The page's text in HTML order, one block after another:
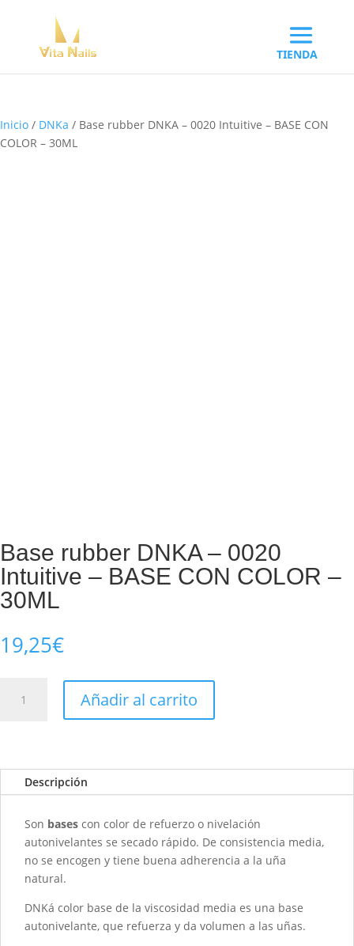
Inicio / DNKa / Base rubber DNKA – 0020 Intuitive – BASE CON
COLOR – 30ML
Base rubber DNKA – 0020
Intuitive – BASE CON COLOR –
30ML
19,25€
rubber
Intuitive
-
COLOR
30ML
cantidad
Añadir al carrito
Descripción
Son bases con color de refuerzo o nivelación
autonivelantes se secado rápido. De consistencia media,
no se encogen y tiene buena adherencia a la uña
natural.
DNKá color base de la viscosidad media es una base
autonivelante, que refuerza y da volumen a las uñas.